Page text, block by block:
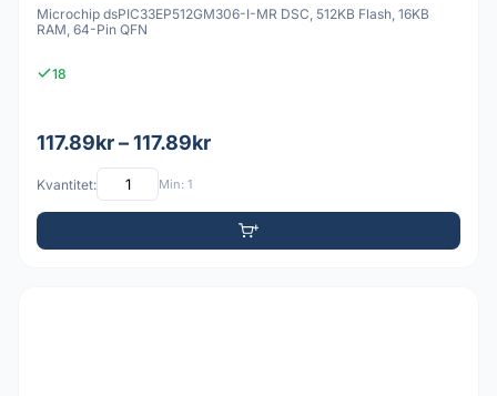
Microchip dsPIC33EP512GM306-I-MR DSC, 512KB Flash, 16KB
RAM, 64-Pin QFN
18
117.89kr – 117.89kr
Kvantitet: Min: 1